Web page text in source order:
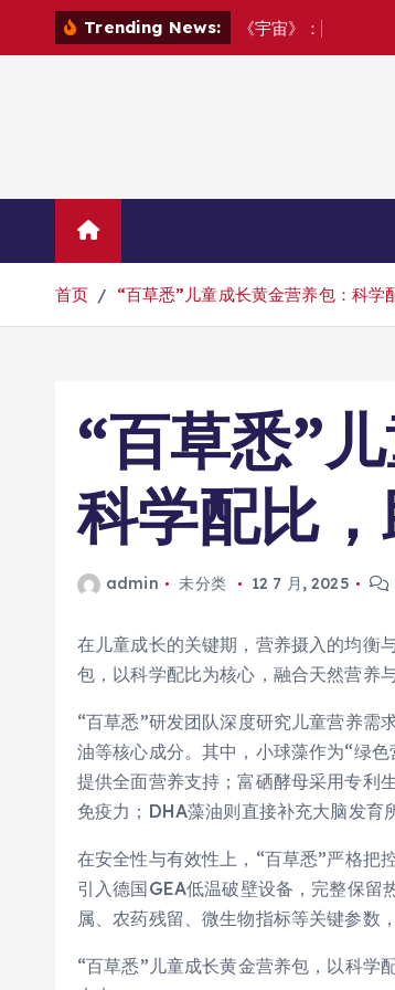
Trending News: 《宇宙》 ：
首页 “百草悉”儿童成长黄金营养包：科学
“百草悉”
科学配比
admin 未分类 12 7 月, 2025
在儿童成长的关键期，营养摄入的均衡
包，以科学配比为核心，融合天然营养
“百草悉”研发团队深度研究儿童营养需
油等核心成分。其中，小球藻作为“绿
提供全面营养支持；富硒酵母采用专利
免疫力；DHA藻油则直接补充大脑发育
在安全性与有效性上，“百草悉”严格把
引入德国GEA低温破壁设备，完整保留
属、农药残留、微生物指标等关键参数
“百草悉”儿童成长黄金营养包，以科学